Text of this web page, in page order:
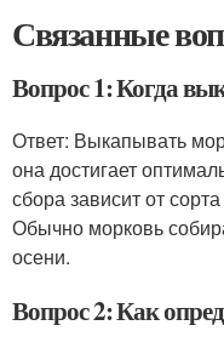
Связанные
Вопрос 1: Когда
Ответ: Выкапывать
она достигает
сбора зависит от
Обычно морковь
осени.
Вопрос 2: Как